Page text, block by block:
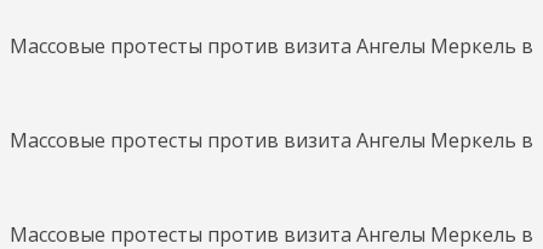
Массовые протесты против визита Ангелы Меркель в
Массовые протесты против визита Ангелы Меркель в
Массовые протесты против визита Ангелы Меркель в